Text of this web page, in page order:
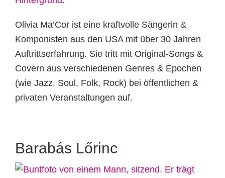
Olivia Ma’Cor ist eine kraftvolle Sängerin &
Komponisten aus den USA mit über 30 Jahren
Auftrittserfahrung. Sie tritt mit Original-Songs &
Covern aus verschiedenen Genres & Epochen
(wie Jazz, Soul, Folk, Rock) bei öffentlichen &
privaten Veranstaltungen auf.
Barabás Lőrinc